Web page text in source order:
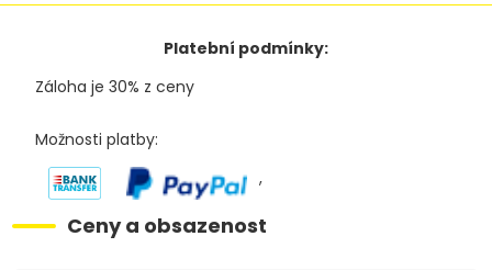
Platební podmínky:
Záloha je 30% z ceny
Možnosti platby:
,
Ceny a obsazenost